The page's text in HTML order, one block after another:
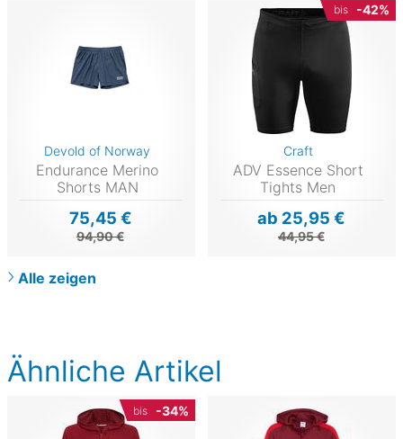
Ähnliche Artikel
bis -34%
Devold of Norway
Endurance Merino
Shorts MAN
75,45 €
94,90 €
bis -42%
Craft
ADV Essence Short
Tights Men
ab 25,95 €
44,95 €
Alle zeigen